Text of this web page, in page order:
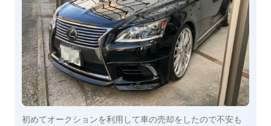
初めてオークションを利用して車の売却をしたので不安も